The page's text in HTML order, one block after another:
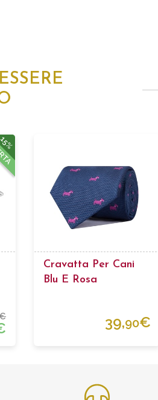
Cravatta Per Cani
Blu E Rosa
39,90€